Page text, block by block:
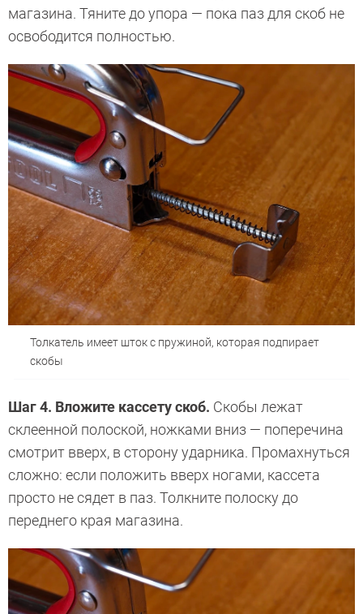
магазина. Тяните до упора — пока паз для скоб не
освободится полностью.
Толкатель имеет шток с пружиной, которая подпирает
скобы
Шаг 4. Вложите кассету скоб. Скобы лежат
склеенной полоской, ножками вниз — поперечина
смотрит вверх, в сторону ударника. Промахнуться
сложно: если положить вверх ногами, кассета
просто не сядет в паз. Толкните полоску до
переднего края магазина.